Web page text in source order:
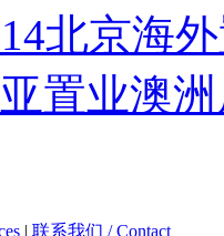
北京海
置业澳
| 联系我们 / Contact